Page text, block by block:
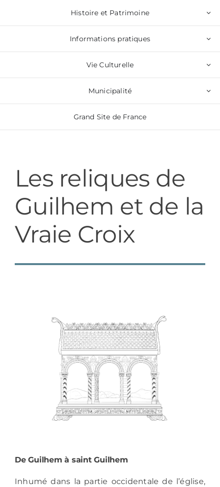
électriques sont prévus ce jour, entrainant une
Guilhem de 14h à 16h.
Histoire et Patrimoine
Informations pratiques
Vie Culturelle
Municipalité
Grand Site de France
Les reliques de
Guilhem et de la
Vraie Croix
De Guilhem à saint Guilhem
Inhumé dans la partie occidentale de l’église,